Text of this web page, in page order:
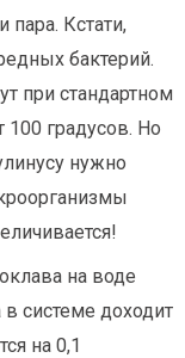
пара. Кстати,
бактерий.
при стандартном
100 градусов. Но
нужно
на воде
системе доходит
на 0,1